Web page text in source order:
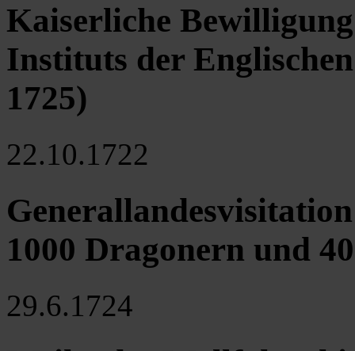
Kaiserliche
Instituts der
1725)
22.10.1722
1000 Dragonern und
29.6.1724